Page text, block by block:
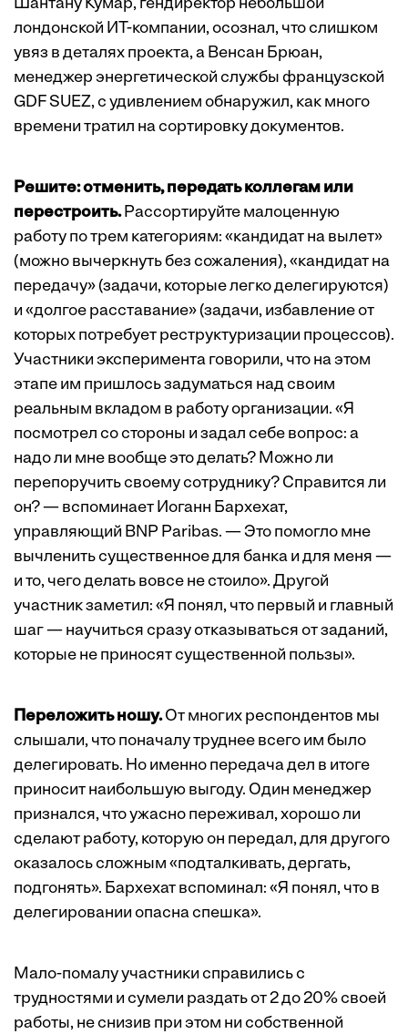
Шантану Кумар, гендиректор небольшой
лондонской ИТ-компании, осознал, что слишком
увяз в деталях проекта, а Венсан Брюан,
менеджер энергетической службы французской
GDF SUEZ, с удивлением обнаружил, как много
времени тратил на сортировку документов.
Решите: отменить, передать коллегам или
перестроить.Рассортируйте малоценную
работу по трем категориям: «кандидат на вылет»
(можно вычерк­нуть без сожаления), «кандидат на
передачу» (задачи, которые легко делегируются)
и «долгое расставание» (задачи, избавление от
которых потребует реструктуризации процессов).
Участники эксперимента говорили, что на этом
этапе им пришлось задуматься над своим
реальным вкладом в работу организации. «Я
посмотрел со стороны и задал себе вопрос: а
надо ли мне вообще это делать? Можно ли
перепоручить своему сотруднику? Справится ли
он? — вспоминает Иоганн Бархехат,
управляющий BNP Paribas. — Это помогло мне
вычленить существенное для банка и для меня —
и то, чего делать вовсе не стоило». Другой
участник заметил: «Я понял, что первый и главный
шаг — научиться сразу отказываться от заданий,
которые не приносят существенной пользы».
Переложить ношу.От многих респондентов мы
слышали, что поначалу труднее всего им было
делегировать. Но именно передача дел в итоге
приносит наибольшую выгоду. Один менеджер
признался, что ужасно переживал, хорошо ли
сделают работу, которую он передал, для другого
оказалось сложным «подталкивать, дергать,
подгонять». Бархехат вспоминал: «Я понял, что в
делегировании опасна спешка».
Мало-помалу участники справились с
трудностями и сумели раздать от 2 до 20% своей
работы, не снизив при этом ни собственной